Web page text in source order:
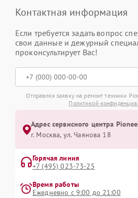
Контактная информация
Если требуется задать вопрос
свои данные и дежурный
проконсультирует Вас!
Отправляя заявку на ремонт техники
Политикой
Адрес сервисного центра
г. Москва, ул. Чаянова 18
Горячая линия
+7 (495) 023-73-25
Время работы
Ежедневно с 9:00 до 21:00